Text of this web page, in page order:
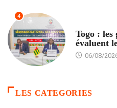
4
Togo : les
évaluent
06/08/
LES CATEGORIES